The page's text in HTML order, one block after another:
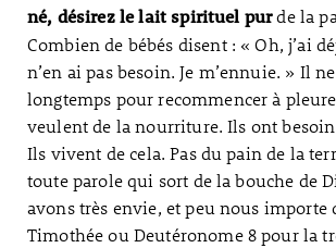
né, désirez le lait spirituel purde la
Combien de bébés disent : « Oh, j’ai
n’en ai pas besoin. Je m’ennuie. » Il
longtemps pour recommencer à
veulent de la nourriture. Ils ont
Ils vivent de cela. Pas du pain de la
toute parole qui sort de la bouche de
avons très envie, et peu nous importe
Timothée ou Deutéronome 8 pour la